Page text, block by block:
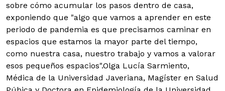
sobre cómo acumular los pasos dentro de casa,
exponiendo que "algo que vamos a aprender en este
periodo de pandemia es que precisamos caminar en
espacios que estamos la mayor parte del tiempo,
como nuestra casa, nuestro trabajo y vamos a valorar
esos pequeños espacios".Olga Lucía Sarmiento,
Médica de la Universidad Javeriana, Magíster en Salud